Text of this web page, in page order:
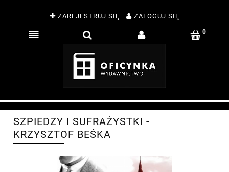
ZAREJESTRUJ SIĘ ZALOGUJ SIĘ
SZPIEDZY I SUFRAŻYSTKI -
KRZYSZTOF BEŚKA